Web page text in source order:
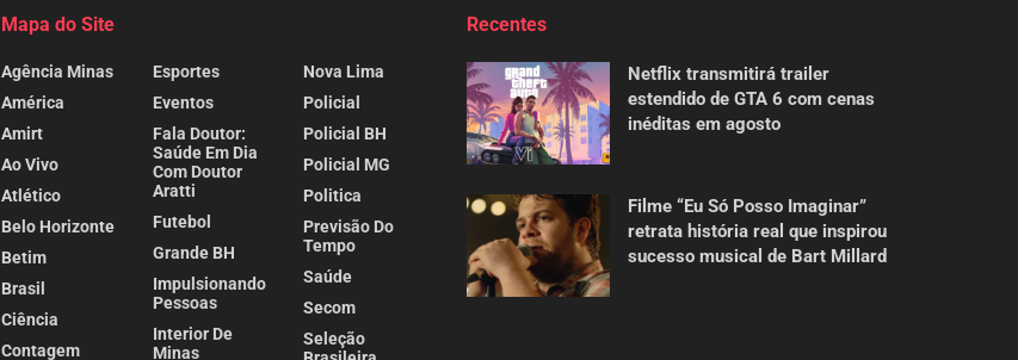
Mapa do Site
Agência Minas
América
Amirt
Ao Vivo
Atlético
Belo Horizonte
Betim
Brasil
Ciência
Contagem
Esportes
Eventos
Fala Doutor:
Saúde Em Dia
Com Doutor
Aratti
Futebol
Grande BH
Impulsionando
Pessoas
Interior De
Minas
Nova Lima
Policial
Policial BH
Policial MG
Politica
Previsão Do
Tempo
Saúde
Secom
Seleção
Recentes
Netflix transmitirá trailer
estendido de GTA 6 com cenas
inéditas em agosto
Filme “Eu Só Posso Imaginar”
retrata história real que inspirou
sucesso musical de Bart Millard